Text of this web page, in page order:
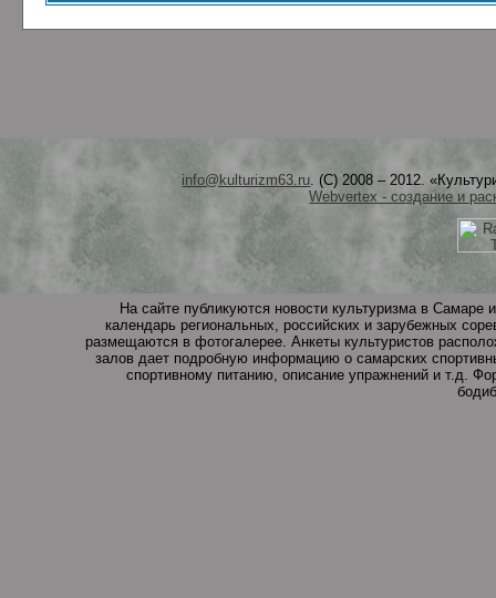
info@kulturizm63.ru. (C) 2008 – 2012.
Webvertex - создание и
На сайте публикуются новости культуризма в
календарь региональных, российских и зарубежных
размещаются в фотогалерее. Анкеты культуристов
залов дает подробную информацию о самарских
спортивному питанию, описание упражнений и т.д.